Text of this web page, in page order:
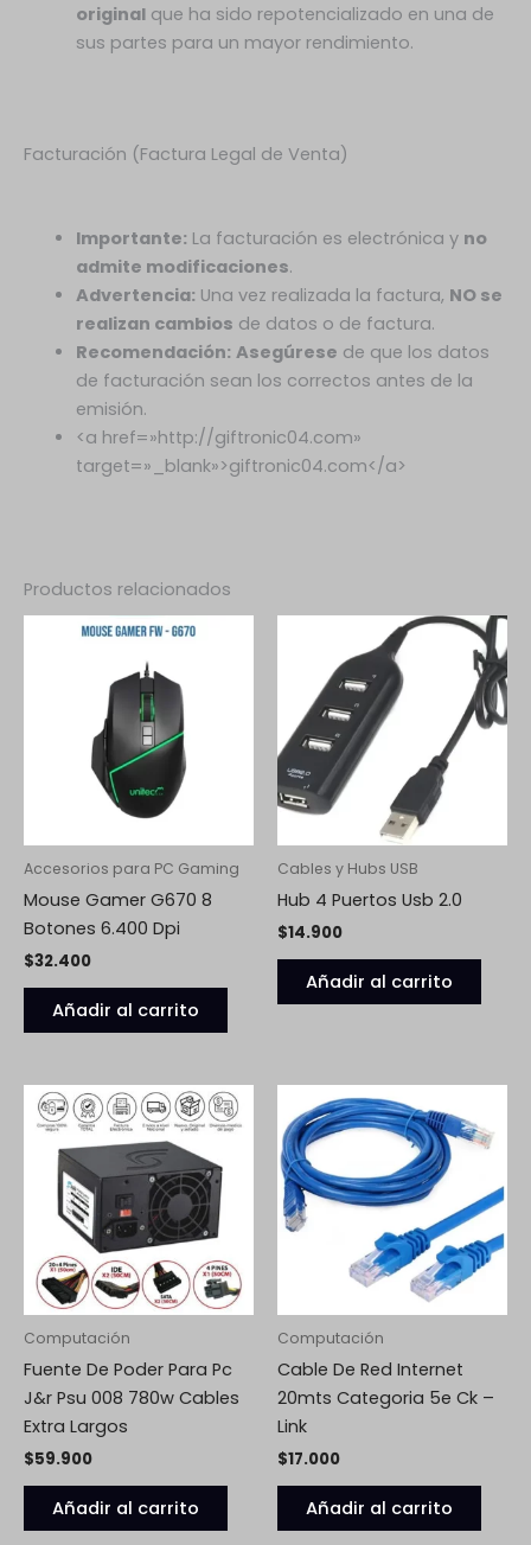
originalque ha sido repotencializado en una de
sus partes para un mayor rendimiento.
Facturación (Factura Legal de Venta)
Importante: La facturación es electrónica y no
admite modificaciones.
Advertencia: Una vez realizada la factura, NO se
realizan cambios de datos o de factura.
Recomendación: Asegúrese de que los datos
de facturación sean los correctos antes de la
emisión.
<a href=»http://giftronic04.com»
target=»_blank»>giftronic04.com</a>
Productos relacionados
Accesorios para PC Gaming
Mouse Gamer G670 8
Botones 6.400 Dpi
$32.400
Añadir al carrito
Cables y Hubs USB
Hub 4 Puertos Usb 2.0
$14.900
Añadir al carrito
Computación
Fuente De Poder Para Pc
J&r Psu 008 780w Cables
Extra Largos
$59.900
Añadir al carrito
Computación
Cable De Red Internet
20mts Categoria 5e Ck –
Link
$17.000
Añadir al carrito